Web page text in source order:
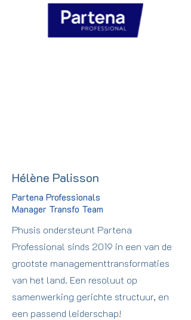
Hélène Palisson
Partena Professionals
Manager Transfo Team
Phusis ondersteunt Partena
Professional sinds 2019 in een van de
grootste managementtransformaties
van het land. Een resoluut op
samenwerking gerichte structuur, en
een passend leiderschap!